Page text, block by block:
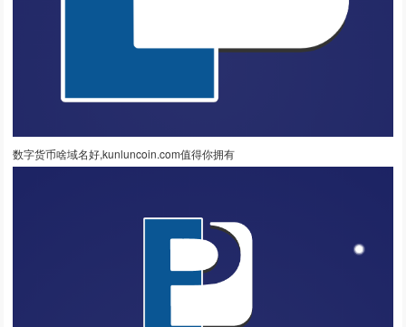
数字货币啥域名好,kunluncoin.com值得你拥有